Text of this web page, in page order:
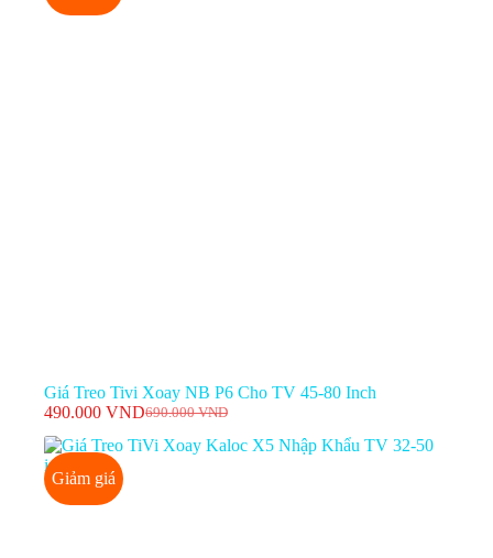
Giá Treo Tivi Xoay NB P6 Cho TV 45-80 Inch
690.000VND
Giá
gốc
490.000 VNDGiá
hiện
Giảm giá